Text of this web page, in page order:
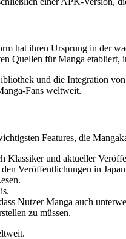
hat ihren Ursprung in der
Quellen für Manga etabliert,
und die Integration
Fans weltweit.
Features, die
Klassiker und aktueller
Veröffentlichungen in
Nutzer Manga auch
zu müssen.